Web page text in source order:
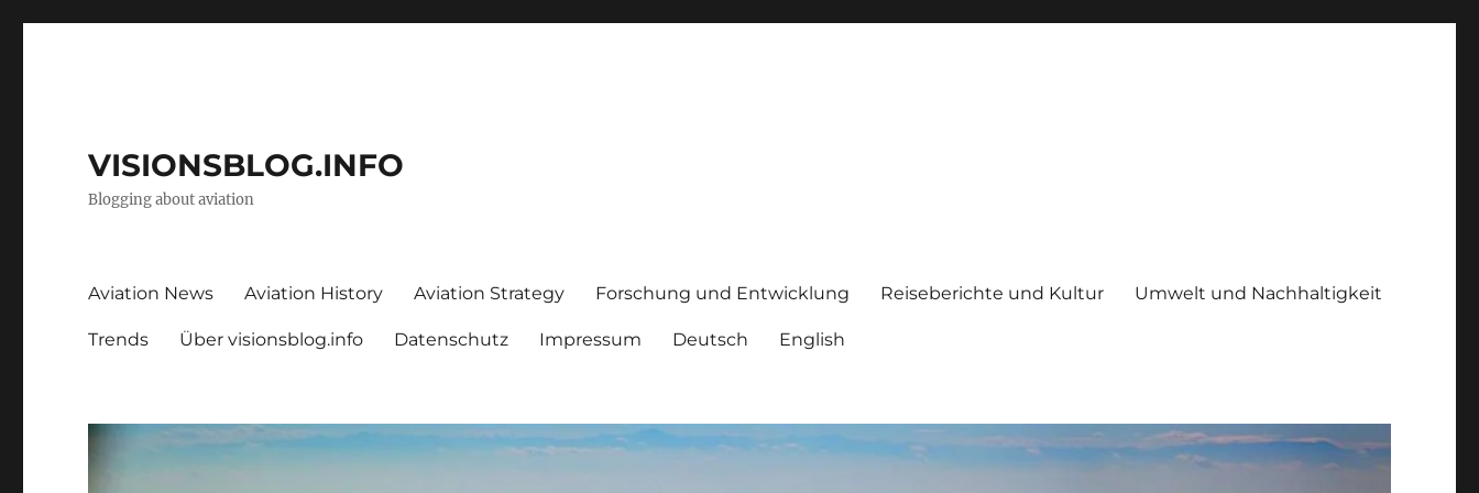
VISIONSBLOG.INFO
Blogging about aviation
Aviation News Aviation History Aviation Strategy Forschung und Entwicklung Reiseberichte und Kultur Umwelt und Nachhaltigkeit
Trends Über visionsblog.info Datenschutz Impressum Deutsch English